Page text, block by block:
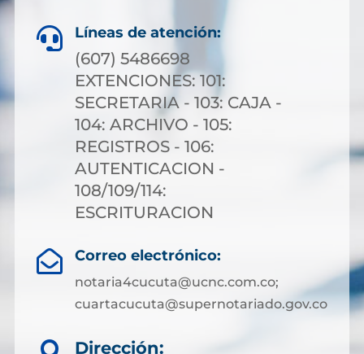
 Líneas de atención:
(607) 5486698
EXTENCIONES: 101:
SECRETARIA - 103: CAJA -
104: ARCHIVO - 105:
REGISTROS - 106:
AUTENTICACION -
108/109/114:
ESCRITURACION
 Correo electrónico:
notaria4cucuta@ucnc.com.co;
cuartacucuta@supernotariado.gov.co
Dirección: